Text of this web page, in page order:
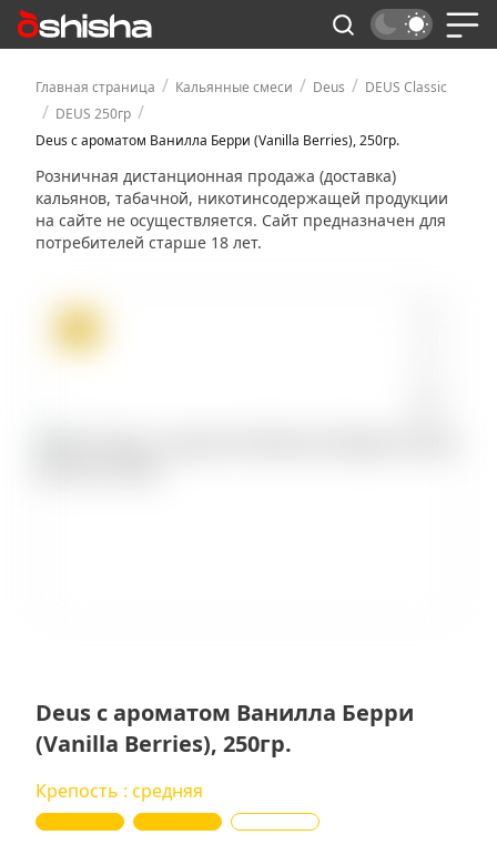
Главная страница / Кальянные смеси / Deus / DEUS Classic
/ DEUS 250гр /
Deus с ароматом Ванилла Берри (Vanilla Berries), 250гр.
Розничная дистанционная продажа (доставка)
кальянов, табачной, никотинсодержащей продукции
на сайте не осуществляется. Сайт предназначен для
потребителей старше 18 лет.
Deus с ароматом Ванилла Берри
(Vanilla Berries), 250гр.
Крепость : средняя